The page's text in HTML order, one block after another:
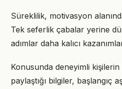
Süreklilik, motivasyon
Tek seferlik çabalar yerine
adımlar daha kalıcı
Konusunda deneyimli
paylaştığı bilgiler, başlangıç